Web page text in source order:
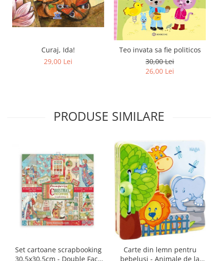
Curaj, Ida!
29,00 Lei
Teo invata sa fie politicos
30,00 Lei
26,00 Lei
PRODUSE SIMILARE
Set cartoane scrapbooking
30,5х30,5cm - Double Face
Carte din lemn pentru
bebelusi - Animale de la